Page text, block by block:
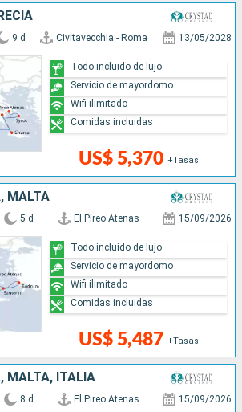
9 d Civitavecchia - Roma 13/05/2028
US$ 5,370 +Tasas
Todo incluido de lujo
Servicio de mayordomo
Wifi ilimitado
Comidas incluidas
MALTA
5 d El Pireo Atenas 15/09/2026
US$ 5,487 +Tasas
Todo incluido de lujo
Servicio de mayordomo
Wifi ilimitado
Comidas incluidas
MALTA, ITALIA
8 d El Pireo Atenas 15/09/2026